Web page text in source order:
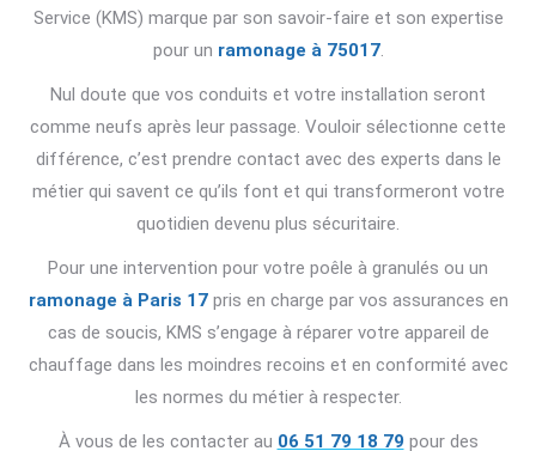
Service (KMS) marque par son savoir-faire et son expertise
pour un ramonage à 75017.
Nul doute que vos conduits et votre installation seront
comme neufs après leur passage. Vouloir sélectionne cette
différence, c’est prendre contact avec des experts dans le
métier qui savent ce qu’ils font et qui transformeront votre
quotidien devenu plus sécuritaire.
Pour une intervention pour votre poêle à granulés ou un
ramonage à Paris 17 pris en charge par vos assurances en
cas de soucis, KMS s’engage à réparer votre appareil de
chauffage dans les moindres recoins et en conformité avec
les normes du métier à respecter.
À vous de les contacter au 06 51 79 18 79 pour des